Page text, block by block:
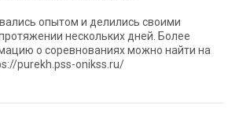
опытом и делились своими
нескольких дней. Более
о соревнованиях можно найти на
purekh.pss-onikss.ru/